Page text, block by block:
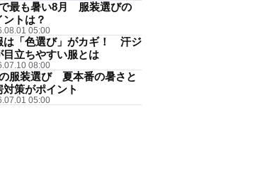
Tシャツ
降水 午後
50%
。冷房の効いた
。明日は、朝晩
しょう。
最も暑い8月 服装選びの
ントは？
05:00
は「色選び」がカギ！ 汗ジ
目立ちやすい服とは
08:00
服装選び 夏本番の暑さと
対策がポイント
05:00